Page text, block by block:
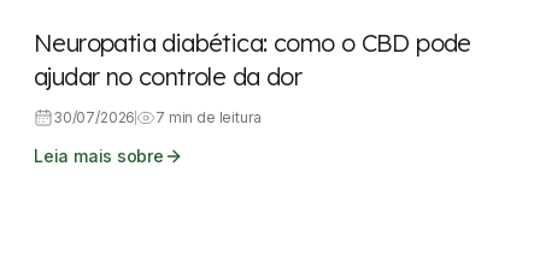
Neuropatia diabética: como o CBD pode
ajudar no controle da dor
30/07/2026 7 min de leitura
Leia mais sobre